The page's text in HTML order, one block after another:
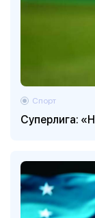
Суперлига:
Спорт